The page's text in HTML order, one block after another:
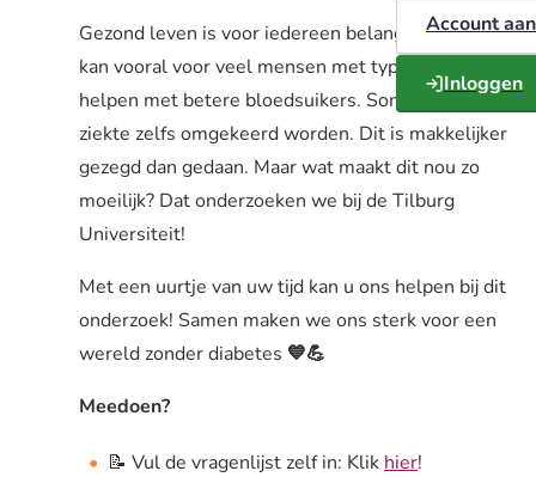
Account
Inloggen
Gezond leven is voor iedereen belangrijk, maar
kan vooral voor veel mensen met type 2 diabetes
helpen met betere bloedsuikers. Soms kan de
ziekte zelfs omgekeerd worden. Dit is makkelijker
gezegd dan gedaan. Maar wat maakt dit nou zo
moeilijk? Dat onderzoeken we bij de Tilburg
Universiteit!
Met een uurtje van uw tijd kan u ons helpen bij dit
onderzoek! Samen maken we ons sterk voor een
wereld zonder diabetes 💙💪
Meedoen?
📝 Vul de vragenlijst zelf in: Klik hier!